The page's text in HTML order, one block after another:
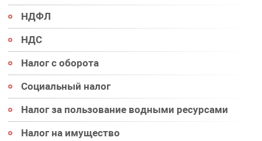
НДФЛ
НДС
Налог с оборота
Социальный налог
Налог за пользование водными ресурсами
Налог на имущество